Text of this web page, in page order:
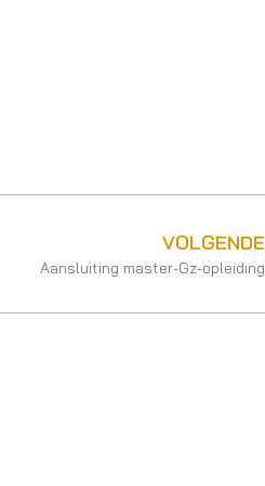
VOLGENDE
Aansluiting master-Gz-opleiding